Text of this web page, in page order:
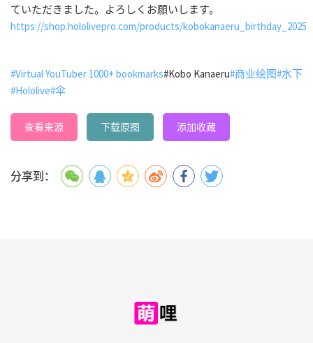
ていただきました。よろしくお願いします。
https://shop.hololivepro.com/products/kobokanaeru_birthday_2025
#Virtual YouTuber 1000+ bookmarks#Kobo Kanaeru#商业绘图#水下
#Hololive#伞
查看来源 下载原图 添加收藏
分享到：